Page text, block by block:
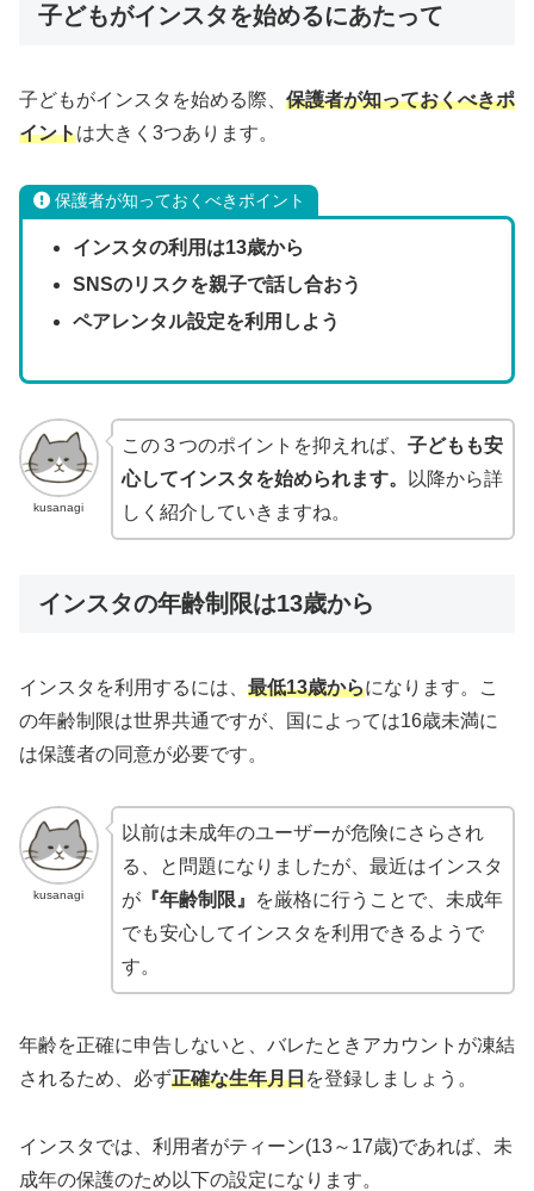
子どもがインスタを始めるにあたって
子どもがインスタを始める際、 保護者が知っておくべきポ
イントは大きく3つあります。
保護者が知っておくべきポイント
インスタの利用は13歳から
SNSのリスクを親子で話し合おう
ペアレンタル設定を利用しよう
kusanagi
この３つのポイントを抑えれば、 子どもも安
心してインスタを始められます。
以降から詳
しく紹介していきますね。
インスタの年齢制限は13歳から
インスタを利用するには、 最低13歳からになります。こ
の年齢制限は世界共通ですが、国によっては16歳未満に
は保護者の同意が必要です。
kusanagi
以前は未成年のユーザーが危険にさらされ
る、と問題になりましたが、最近はインスタ
が『年齢制限』
を厳格に行うことで、未成年
でも安心してインスタを利用できるようで
す。
年齢を正確に申告しないと、バレたときアカウントが凍結
されるため、必ず正確な生年月日を登録しましょう。
インスタでは、利用者がティーン(13～17歳)であれば、未
成年の保護のため以下の設定になります。